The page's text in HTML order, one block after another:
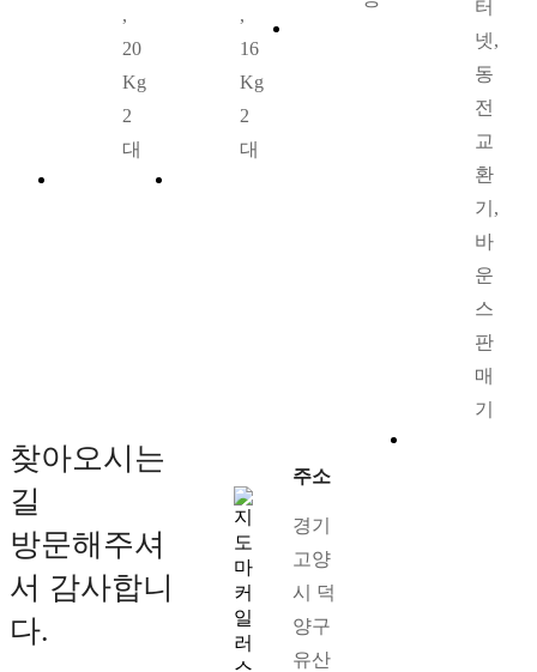
,
20
Kg
2
대
,
16
Kg
2
대
터
넷,
동
전
교
환
기,
바
운
스
판
매
기
찾아오시는
길
방문해주셔
서 감사합니
다.
주소
경기
고양
시 덕
양구
유산